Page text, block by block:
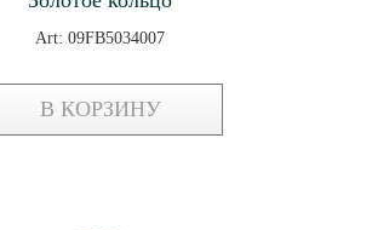
Art: 09FB5034007
В КОРЗИНУ